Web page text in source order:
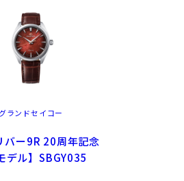
グランドセイコー
バー9R 20周年記念
デル】SBGY035